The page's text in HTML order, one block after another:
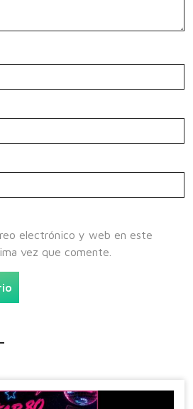
electrónico y web en este
vez que comente.